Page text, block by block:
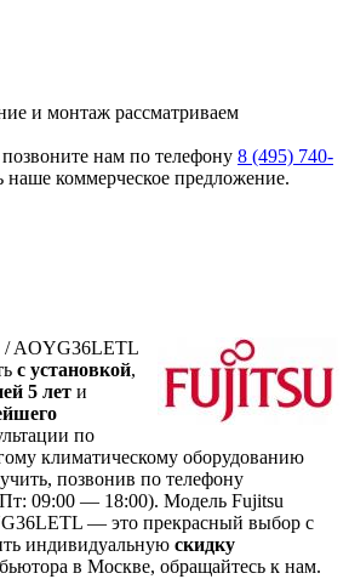
и монтаж рассматриваем
нам по телефону 8 (495) 740-
наше коммерческое предложение.
/ AOYG36LETL
с установкой,
5 лет и
по
климатическому оборудованию
позвонив по телефону
09:00 — 18:00). Модель Fujitsu
— это прекрасный выбор с
индивидуальную скидку
в Москве, обращайтесь к нам.